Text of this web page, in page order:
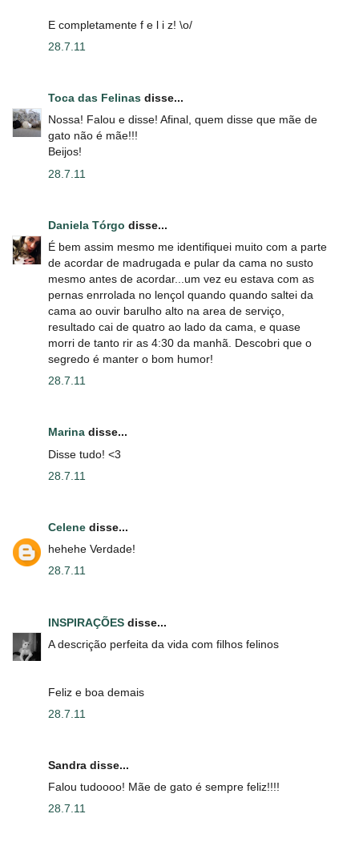
E completamente f e l i z! \o/
28.7.11
Toca das Felinas disse...
Nossa! Falou e disse! Afinal, quem disse que mãe de
gato não é mãe!!!
Beijos!
28.7.11
Daniela Tórgo disse...
É bem assim mesmo me identifiquei muito com a parte
de acordar de madrugada e pular da cama no susto
mesmo antes de acordar...um vez eu estava com as
pernas enrrolada no lençol quando quando saltei da
cama ao ouvir barulho alto na area de serviço,
resultado cai de quatro ao lado da cama, e quase
morri de tanto rir as 4:30 da manhã. Descobri que o
segredo é manter o bom humor!
28.7.11
Marina disse...
Disse tudo! <3
28.7.11
Celene disse...
hehehe Verdade!
28.7.11
INSPIRAÇÕES disse...
A descrição perfeita da vida com filhos felinos
Feliz e boa demais
28.7.11
Sandra disse...
Falou tudoooo! Mãe de gato é sempre feliz!!!!
28.7.11